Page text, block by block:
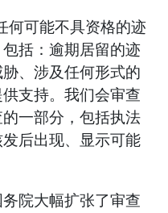
何可能不具资格的迹
括：逾期居留的迹
、涉及任何形式的
支持。我们会审查
一部分，包括执法
后出现、显示可能
院大幅扩张了审查